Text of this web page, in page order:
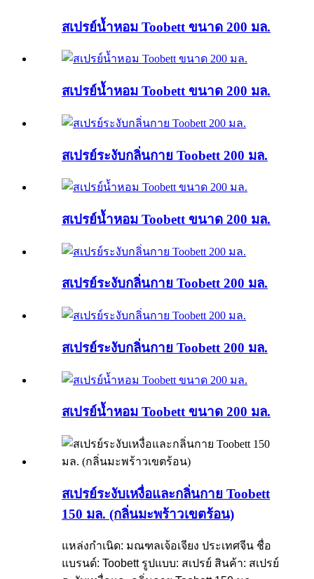
สเปรย์น้ำหอม Toobett ขนาด 200 มล.
สเปรย์น้ำหอม Toobett ขนาด 200 มล.
สเปรย์ระงับกลิ่นกาย Toobett 200 มล.
สเปรย์น้ำหอม Toobett ขนาด 200 มล.
สเปรย์ระงับกลิ่นกาย Toobett 200 มล.
สเปรย์ระงับกลิ่นกาย Toobett 200 มล.
สเปรย์น้ำหอม Toobett ขนาด 200 มล.
สเปรย์ระงับเหงื่อและกลิ่นกาย Toobett
150 มล. (กลิ่นมะพร้าวเขตร้อน)
แหล่งกำเนิด: มณฑลเจ้อเจียง ประเทศจีน ชื่อ
แบรนด์: Toobett รูปแบบ: สเปรย์ สินค้า: สเปรย์